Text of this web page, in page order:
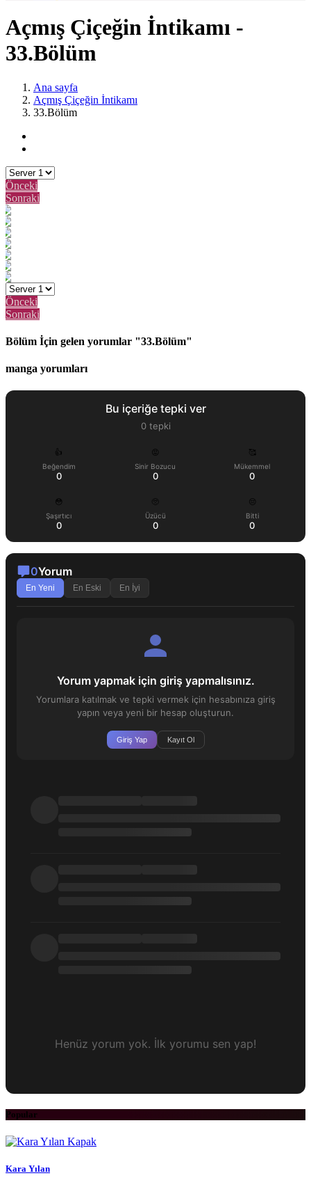
Açmış Çiçeğin İntikamı -
33.Bölüm
Ana sayfa
Açmış Çiçeğin İntikamı
33.Bölüm
Önceki
Sonraki
Önceki
Sonraki
Bölüm İçin gelen yorumlar "33.Bölüm"
manga yorumları
Bu içeriğe tepki ver
0tepki
👍
Beğendim
0
😡
Sinir Bozucu
0
🥰
Mükemmel
0
😳
Şaşırtıcı
0
Üzücü
0
😔
Bitti
0
0Yorum
En Yeni En Eski En İyi
Yorum yapmak için giriş yapmalısınız.
Yorumlara katılmak ve tepki vermek için hesabınıza giriş
yapın veya yeni bir hesap oluşturun.
Giriş Yap Kayıt Ol
Henüz yorum yok. İlk yorumu sen yap!
Popular
Kara Yılan